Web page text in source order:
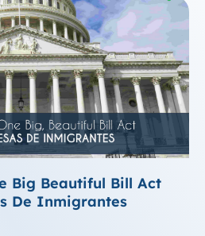
Big Beautiful Bill Act
De Inmigrantes